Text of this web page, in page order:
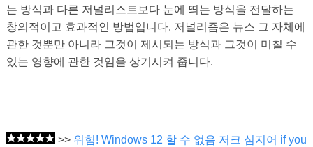
는 방식과 다른 저널리스트보다 눈에 띄는 방식을 전달하는
창의적이고 효과적인 방법입니다. 저널리즘은 뉴스 그 자체에
관한 것뿐만 아니라 그것이 제시되는 방식과 그것이 미칠 수
있는 영향에 관한 것임을 상기시켜 줍니다.
>> 위험! Windows 12 할 수 없음 저크 심지어 if you